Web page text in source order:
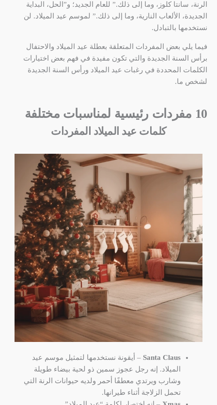
الرنة، سانتا كلوز، وما إلى ذلك.” للعام الجديد؛ و”الحل، البداية
الجديدة، الألعاب النارية، وما إلى ذلك.” لموسم عيد الميلاد. لن
نستخدمها بالتبادل.
فيما يلي بعض المفردات المتعلقة بعطلة عيد الميلاد والاحتفال
برأس السنة الجديدة والتي تكون مفيدة في فهم بعض اختيارات
الكلمات المحددة في رغبات عيد الميلاد ورأس السنة الجديدة
لشخص ما.
10 مفردات رئيسية لمناسبات مختلفة
كلمات عيد الميلاد المفردات
Santa Claus – أيقونة نستخدمها لتمثيل موسم عيد
الميلاد. إنه رجل عجوز سمين ذو لحية بيضاء طويلة
وشارب ويرتدي معطفًا أحمر ولديه حيوانات الرنة التي
تحمل الزلاجة أثناء طيرانها.